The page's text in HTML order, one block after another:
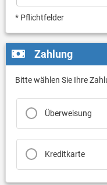
* Pflichtfelder
Zahlung
Bitte wählen Sie Ihre
Überweisung
Kreditkarte